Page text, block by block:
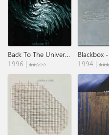
Back To The Universe Volume 01
1996 |
1994 |